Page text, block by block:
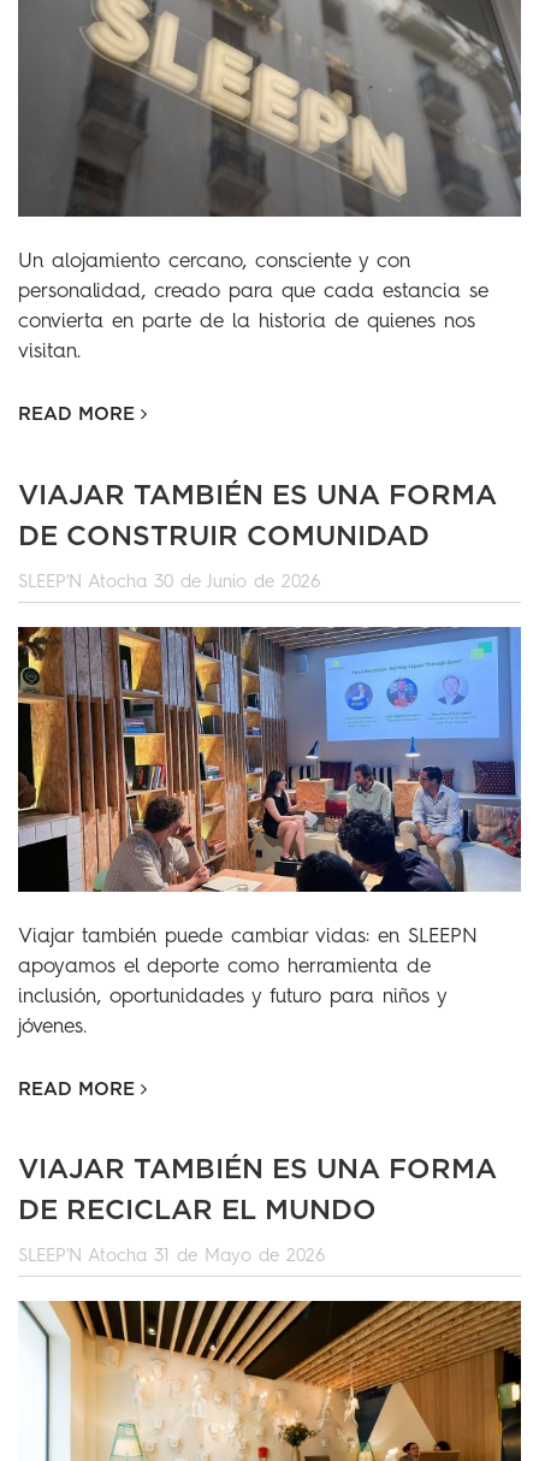
Un alojamiento cercano, consciente y con
personalidad, creado para que cada estancia se
convierta en parte de la historia de quienes nos
visitan.
READ MORE
VIAJAR TAMBIÉN ES UNA FORMA
DE CONSTRUIR COMUNIDAD
SLEEP'N Atocha 30 de Junio de 2026
Viajar también puede cambiar vidas: en SLEEPN
apoyamos el deporte como herramienta de
inclusión, oportunidades y futuro para niños y
jóvenes.
READ MORE
VIAJAR TAMBIÉN ES UNA FORMA
DE RECICLAR EL MUNDO
SLEEP'N Atocha 31 de Mayo de 2026